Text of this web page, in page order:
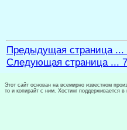
Предыдущая страница ...
Следующая страница ...
Этот сайт основан на всемирно известном
то и копирайт с ним. Хостинг поддерживается